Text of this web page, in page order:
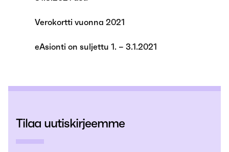
Verokortti vuonna 2021
eAsionti on suljettu 1. – 3.1.2021
Tilaa uutiskirjeemme